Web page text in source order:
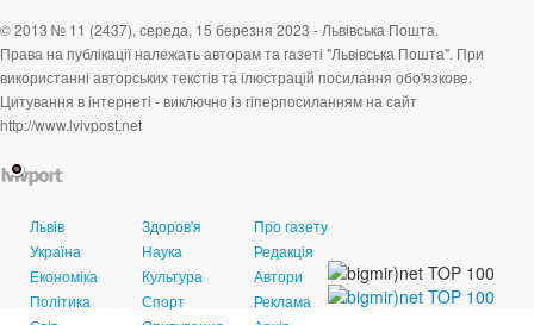
© 2013 № 11 (2437), середа, 15 березня 2023 - Львівська Поштa.
Права на публікації належать авторам та газеті "Львівська Пошта". При
використанні авторських текстів та ілюстрацій посилання обо'язкове.
Цитування в інтернеті - виключно із гіперпосиланням на сайт
http://www.lvivpost.net
Львів
Україна
Економіка
Політика
Здоров'я
Наука
Культура
Спорт
Про газету
Редакція
Автори
Реклама